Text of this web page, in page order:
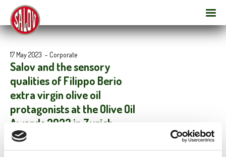
17 May 2023 - Corporate
Salov and the sensory
qualities of Filippo Berio
extra virgin olive oil
protagonists at the Olive Oil
Awards 2023 in Zurich
Bronze medal for Filippo Berio Extra Virgin 100% Italian Reserve
Gold